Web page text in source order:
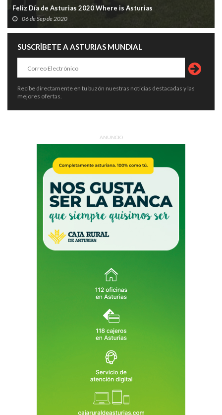
Feliz Día de Asturias 2020 Where is Asturias
06 de Sep de 2020
SUSCRÍBETE A ASTURIAS MUNDIAL
Recibe directamente en tu buzón nuestras noticias destacadas y las
mejores ofertas.
ANUNCIO